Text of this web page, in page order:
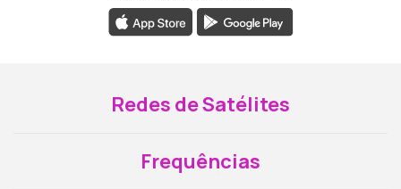
Redes de Satélites
Frequências